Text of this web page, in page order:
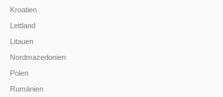
Kroatien
Lettland
Litauen
Nordmazedonien
Polen
Rumänien